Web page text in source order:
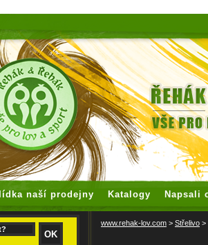
naší prodejny Katalogy Napsali
www.rehak-lov.com > Střelivo >